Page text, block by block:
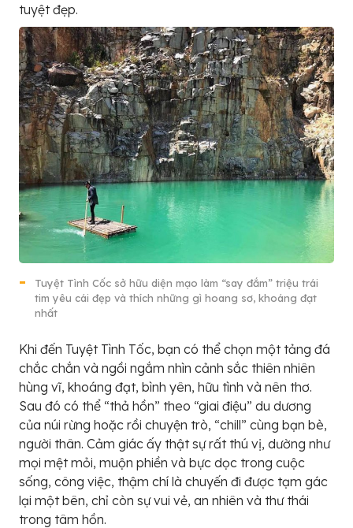
tuyệt đẹp.
Tuyệt Tình Cốc sở hữu diện mạo làm “say đắm” triệu trái
tim yêu cái đẹp và thích những gì hoang sơ, khoáng đạt
nhất
Khi đến Tuyệt Tình Tốc, bạn có thể chọn một tảng đá
chắc chắn và ngồi ngắm nhìn cảnh sắc thiên nhiên
hùng vĩ, khoáng đạt, bình yên, hữu tình và nên thơ.
Sau đó có thể “thả hồn” theo “giai điệu” du dương
của núi rừng hoặc rồi chuyện trò, “chill” cùng bạn bè,
người thân. Cảm giác ấy thật sự rất thú vị, dường như
mọi mệt mỏi, muộn phiền và bực dọc trong cuộc
sống, công việc, thậm chí là chuyến đi được tạm gác
lại một bên, chỉ còn sự vui vẻ, an nhiên và thư thái
trong tâm hồn.